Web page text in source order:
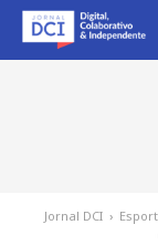
Jornal DCI ›